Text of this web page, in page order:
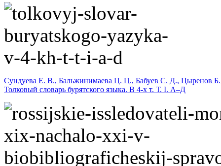
Сундуева Е. В., Бальжинимаева Ц. Ц., Бабуев С. Д., Цыренов
Толковый словарь бурятского языка. В 4-х т. Т. I. А–Д